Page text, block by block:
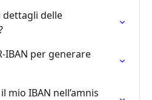
dettagli delle
IBAN per generare
mio IBAN nell’amnis